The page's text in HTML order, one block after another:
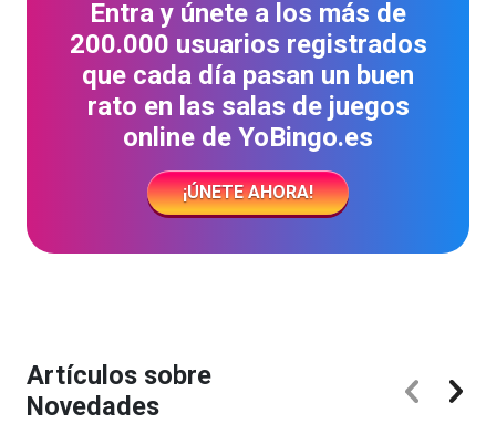
Entra y únete a los más de
200.000 usuarios registrados
que cada día pasan un buen
rato en las salas de juegos
online de YoBingo.es
¡ÚNETE AHORA!
Artículos sobre
Novedades